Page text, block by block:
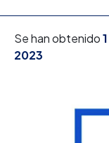
Se han obtenido1
2023